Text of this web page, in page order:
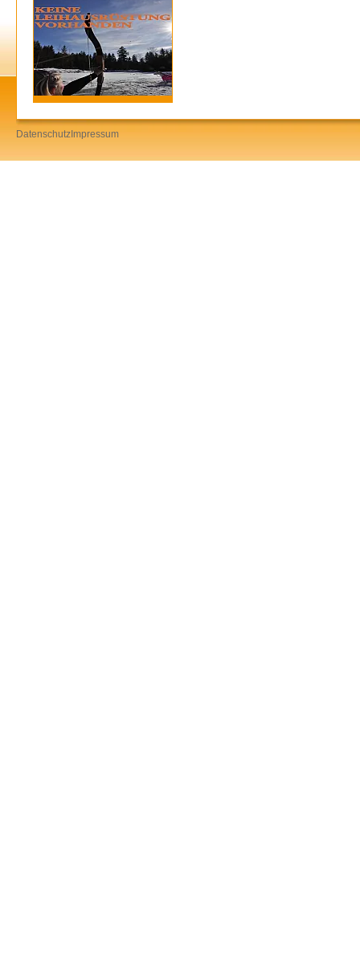
Datenschutz Impressum